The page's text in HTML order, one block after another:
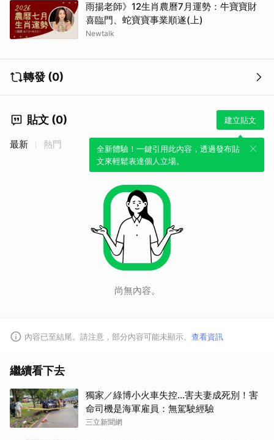
雨揚老師》12生肖農曆7月運勢：牛寶寶財
喜臨門、蛇寶寶事業順遂(上)
Newtalk
轉發 (0)
貼文 (0) 建立貼文
全新體驗！一鍵引用此內容，透過發布貼
文來輕鬆表達個人立場。
最新 熱門
尚無內容。
內容已至結尾。請注意，部分內容可能未顯示。 查看資訊
繼續看下去
獨家／綠博小火車失控…害夫妻成死別！害
命司機是海軍雇員：無駕駛經驗
三立新聞網